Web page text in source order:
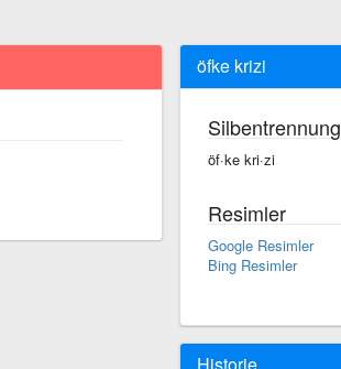
öfke krizi
Silbentrennung
öf·ke kri·zi
Resimler
Google Resimler
Bing Resimler
Historie